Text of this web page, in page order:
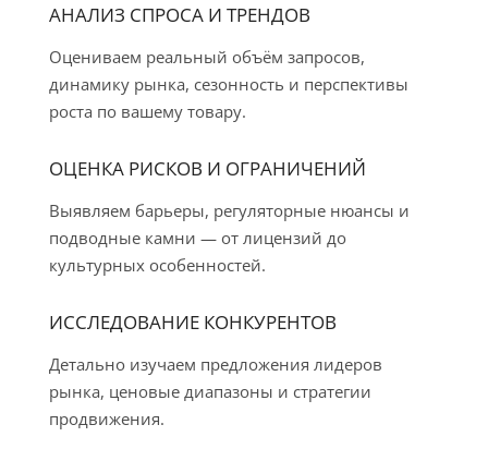
АНАЛИЗ СПРОСА И ТРЕНДОВ
Оцениваем реальный объём запросов,
динамику рынка, сезонность и перспективы
роста по вашему товару.
ОЦЕНКА РИСКОВ И ОГРАНИЧЕНИЙ
Выявляем барьеры, регуляторные нюансы и
подводные камни — от лицензий до
культурных особенностей.
ИССЛЕДОВАНИЕ КОНКУРЕНТОВ
Детально изучаем предложения лидеров
рынка, ценовые диапазоны и стратегии
продвижения.